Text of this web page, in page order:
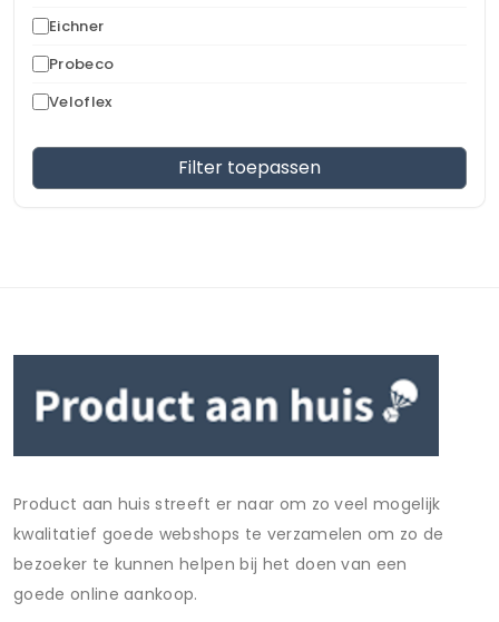
Eichner
Probeco
Veloflex
Filter toepassen
Product aan huis streeft er naar om zo veel mogelijk
kwalitatief goede webshops te verzamelen om zo de
bezoeker te kunnen helpen bij het doen van een
goede online aankoop.